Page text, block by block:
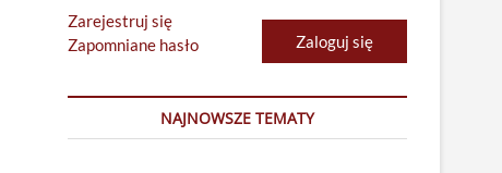
Zaloguj się
Zarejestruj się
Zapomniane hasło
NAJNOWSZE TEMATY